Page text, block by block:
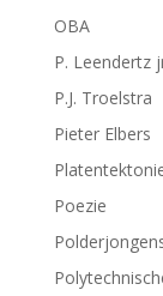
OBA
P. Leendertz
P.J. Troelstra
Pieter Elbers
Poezie